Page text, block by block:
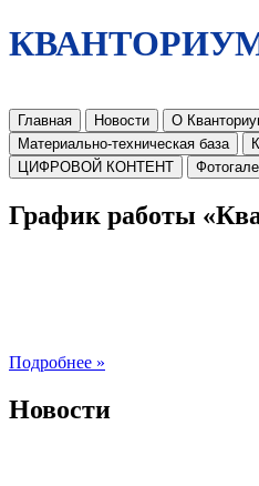
Главная Новости О
Материально-техническая база
ЦИФРОВОЙ КОНТЕНТ
График работы
Подробнее »
Новости